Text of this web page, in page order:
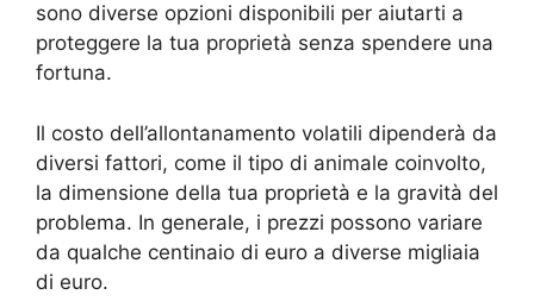
sono diverse opzioni disponibili per aiutarti a
proteggere la tua proprietà senza spendere una
fortuna.
Il costo dell’allontanamento volatili dipenderà da
diversi fattori, come il tipo di animale coinvolto,
la dimensione della tua proprietà e la gravità del
problema. In generale, i prezzi possono variare
da qualche centinaio di euro a diverse migliaia
di euro.